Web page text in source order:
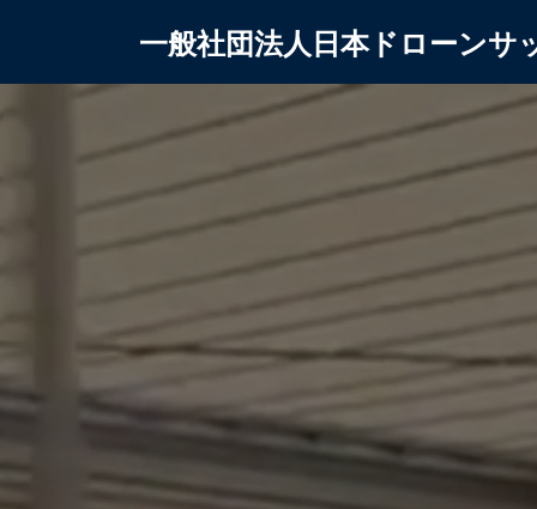
一般社団法人日本ドローンサ